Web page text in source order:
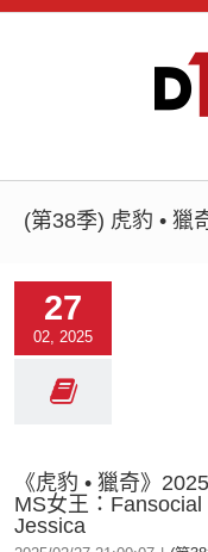
(第38季) 虎豹 • 獵
27
02, 2025
《虎豹 • 獵奇》
MS女王：
Jessica